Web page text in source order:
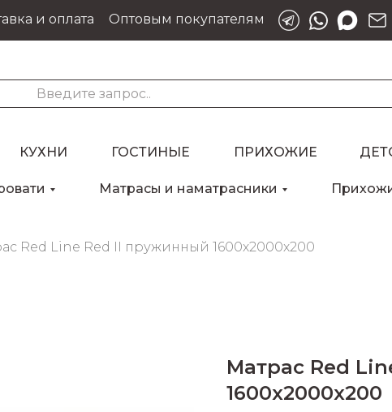
и оплата Оптовым покупателям
КУХНИ ГОСТИНЫЕ ПРИХОЖИЕ
Матрасы и наматрасники
Red Line Red II пружинный 1600х2000х200
Матрас Red
1600х2000х200